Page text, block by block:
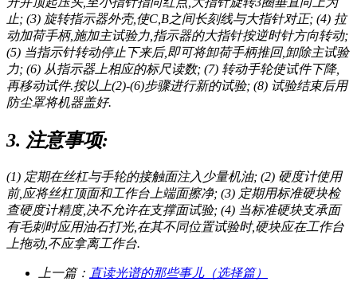
止; (3) 旋转指示器外壳,使C,B之间长刻线与大指针对正; (4) 拉
动加荷手柄,施加主试验力,指示器的大指针按逆时针方向转动;
(5) 当指示针转动停止下来后,即可将卸荷手柄推回,卸除主试验
力; (6) 从指示器上相应的标尺读数; (7) 转动手轮使试件下降,
再移动试件.按以上(2)-(6)步骤进行新的试验; (8) 试验结束后用
防尘罩将机器盖好.
3. 注意事项:
(1) 定期在丝杠与手轮的接触面注入少量机油; (2) 硬度计使用
前,应将丝杠顶面和工作台上端面擦净; (3) 定期用标准硬块检
查硬度计精度,决不允许在支撑面试验; (4) 当标准硬块支承面
有毛刺时应用油石打光,在其不同位置试验时,硬块应在工作台
上拖动,不应拿离工作台.
上一篇： 直读光谱的那些事儿（选择篇）